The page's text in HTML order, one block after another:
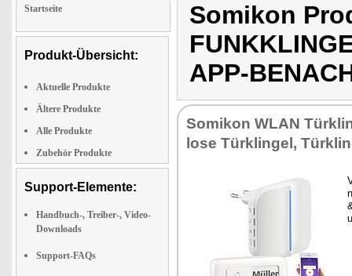
Startseite
Produkt-Übersicht:
Aktuelle Produkte
Ältere Produkte
Alle Produkte
Zubehör Produkte
Support-Elemente:
Handbuch-, Treiber-, Video-
Downloads
Support-FAQs
Somikon
APP-
So­mi­kon WLAN
lo­se Tür­klin­gel,